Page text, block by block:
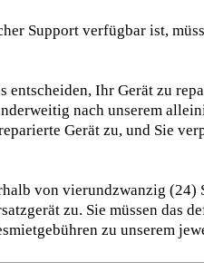
Support verfügbar ist,
Ihr Gerät zu
nach unserem
Gerät zu, und Sie
von vierundzwanzig
zu. Sie müssen das
zu unserem